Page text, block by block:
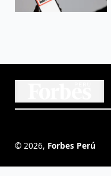
© 2026, Forbes Perú